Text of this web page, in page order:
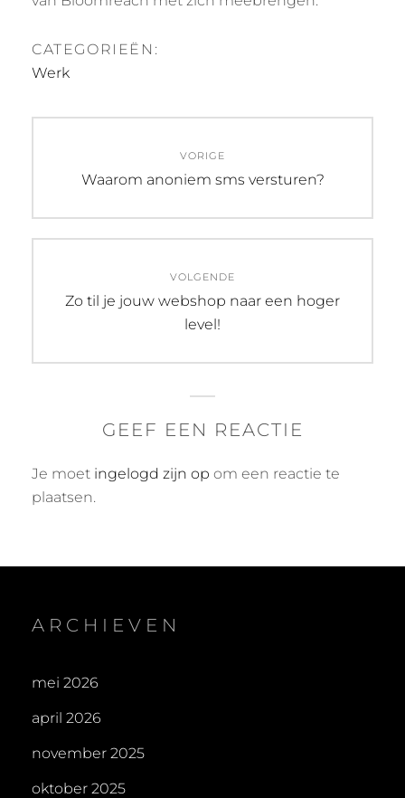
CATEGORIEËN:
Werk
navigatie
VORIGE
Vorig
Waarom anoniem sms versturen?
VOLGENDE
Volgend
Zo til je jouw webshop naar een hoger
level!
GEEF EEN REACTIE
Je moet ingelogd zijn op om een reactie te
plaatsen.
ARCHIEVEN
mei 2026
april 2026
november 2025
oktober 2025